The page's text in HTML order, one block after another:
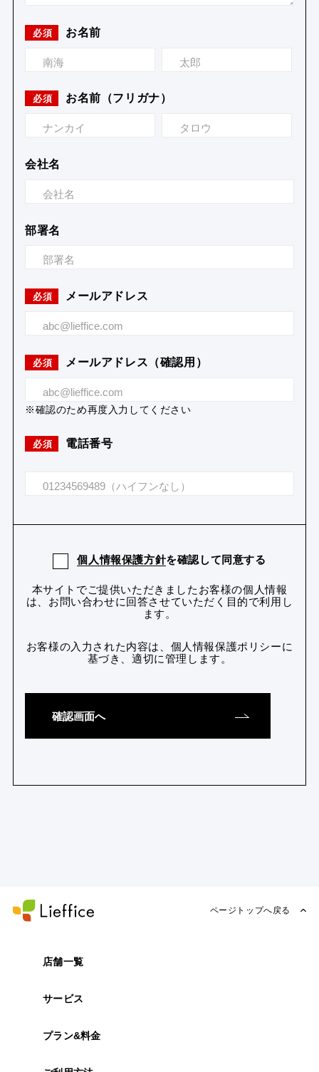
必須 お名前
必須 お名前（フリガナ）
会社名
部署名
必須 メールアドレス
必須 メールアドレス（確認用）
※確認のため再度入力してください
必須 電話番号
個人情報保護方針を確認して同意する
本サイトでご提供いただきましたお客様の個人情報
は、お問い合わせに回答させていただく目的で利用し
ます。
お客様の入力された内容は、個人情報保護ポリシーに
基づき、適切に管理します。
確認画面へ
ページトップへ戻る
店舗一覧
サービス
プラン&料金